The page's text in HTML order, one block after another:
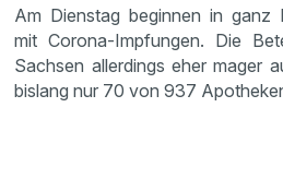
Am Dienstag beginnen in ganz
mit Corona-Impfungen. Die
Sachsen allerdings eher mager
bislang nur 70 von 937